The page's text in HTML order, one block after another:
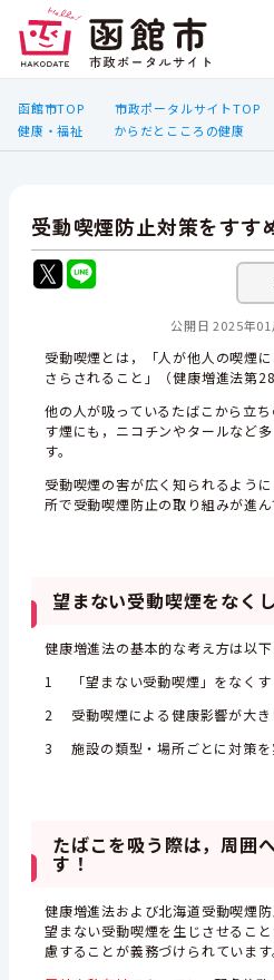
函館市TOP 市政ポータルサイトTOP
健康・福祉
からだとこころの健康
受動喫煙防止対策をすす
公開日 2025年01
受動喫煙とは，「人が他人の喫煙
さらされること」（健康増進法第
他の人が吸っているたばこから立
す煙にも，ニコチンやタールなど
す。
受動喫煙の害が広く知られるよう
所で受動喫煙防止の取り組みが進ん
望まない受動喫煙をなく
健康増進法の基本的な考え方は以下
1 「望まない受動喫煙」をなくす
2 受動喫煙による健康影響が大き
3 施設の類型・場所ごとに対策を
たばこを吸う際は，周囲
す！
健康増進法および北海道受動喫煙
望まない受動喫煙を生じさせるこ
慮することが義務づけられています